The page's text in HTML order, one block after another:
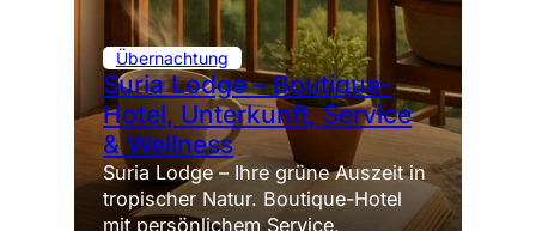
Übernachtung
Suria Lodge – Boutique-
Hotel, Unterkunft, Service
& Wellness
Suria Lodge – Ihre grüne Auszeit in
tropischer Natur. Boutique-Hotel
mit persönlichem Service,